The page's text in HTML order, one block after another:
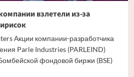
взлетели из-за
Акции компании-разработчика
Parle Industries (PARLEIND)
фондовой биржи (BSE)